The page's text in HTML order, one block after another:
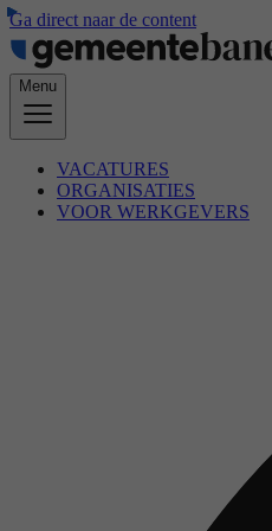
Ga direct naar de content
Menu
VACATURES
ORGANISATIES
VOOR WERKGEVERS